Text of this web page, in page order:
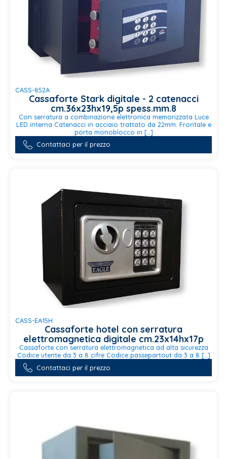
CASS-852A
Cassaforte Stark digitale - 2 catenacci
cm.36x23hx19,5p spess.mm.8
Con serratura a combinazione elettronica memorizzata Luce
LED interna Catenacci in acciaio trattato da 22mm. Frontale e
porta monoblocco in […]
Contattaci per il prezzo
CASS-EA15H
Cassaforte hotel con serratura
elettromagnetica digitale cm.23x14hx17p
Cassaforte con serratura elettromagnetica ad alta sicurezza
Codice utente da 3 a 8 cifre Codice passepartout da 3 a 8 […]
Contattaci per il prezzo